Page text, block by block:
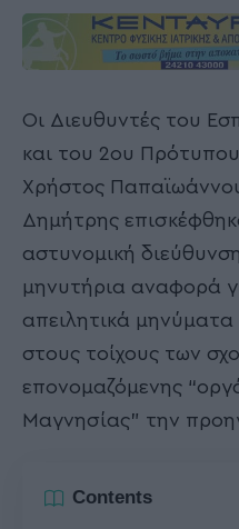
Οι Διευθυντές του
και του 2ου
Χρήστος
Δημήτρης
αστυνομική
μηνυτήρια αναφορά
απειλητικά
στους τοίχους των
επονομαζόμενης
Μαγνησίας” την
Contents